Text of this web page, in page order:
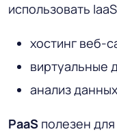
использовать
хостинг веб-
виртуальные
анализ
PaaS полезен